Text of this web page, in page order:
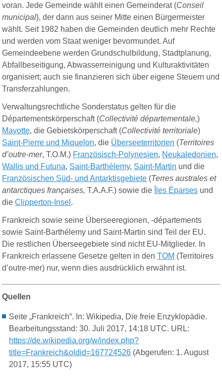
voran. Jede Gemeinde wählt einen Gemeinderat (Conseil
municipal), der dann aus seiner Mitte einen Bürgermeister
wählt. Seit 1982 haben die Gemeinden deutlich mehr Rechte
und werden vom Staat weniger bevormundet. Auf
Gemeindeebene werden Grundschulbildung, Stadtplanung,
Abfallbeseitigung, Abwasserreinigung und Kulturaktivitäten
organisiert; auch sie finanzieren sich über eigene Steuern und
Transferzahlungen.
Verwaltungsrechtliche Sonderstatus gelten für die
Départementskörperschaft (Collectivité départementale,)
Mayotte, die Gebietskörperschaft (Collectivité territoriale)
Saint-Pierre und Miquelon, die Überseeterritorien (Territoires
d’outre-mer, T.O.M.) Französisch-Polynesien, Neukaledonien,
Wallis und Futuna, Saint-Barthélemy, Saint-Martin und die
Französischen Süd- und Antarktisgebiete (Terres australes et
antarctiques françaises, T.A.A.F.) sowie die Îles Éparses und
dieClipperton-Insel .
Frankreich sowie seine Überseeregionen, -départements
sowie Saint-Barthélemy und Saint-Martin sind Teil der EU.
Die restlichen Überseegebiete sind nicht EU-Mitglieder. In
Frankreich erlassene Gesetze gelten in denTOM (Territoires
d’outre-mer) nur, wenn dies ausdrücklich erwähnt ist.
Quellen
Seite „Frankreich“. In: Wikipedia, Die freie Enzyklopädie.
Bearbeitungsstand: 30. Juli 2017, 14:18 UTC. URL:
https://de.wikipedia.org/w/index.php?
title=Frankreich&oldid=167724526 (Abgerufen: 1. August
2017, 15:55 UTC)